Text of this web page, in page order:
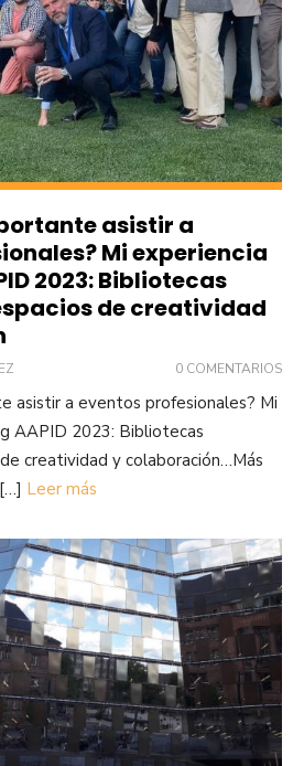
asistir a
Mi experiencia
2023: Bibliotecas
de creatividad
0 COMENTARIOS
asistir a eventos profesionales? Mi
AAPID 2023: Bibliotecas
creatividad y colaboración…Más
Leer más